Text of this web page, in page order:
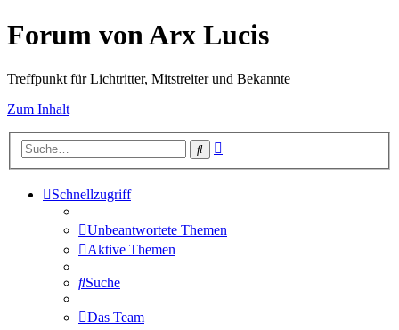
Forum von Arx Lucis
Treffpunkt für Lichtritter, Mitstreiter und Bekannte
Zum Inhalt
Suche
Schnellzugriff
Unbeantwortete Themen
Aktive Themen
Suche
Das Team